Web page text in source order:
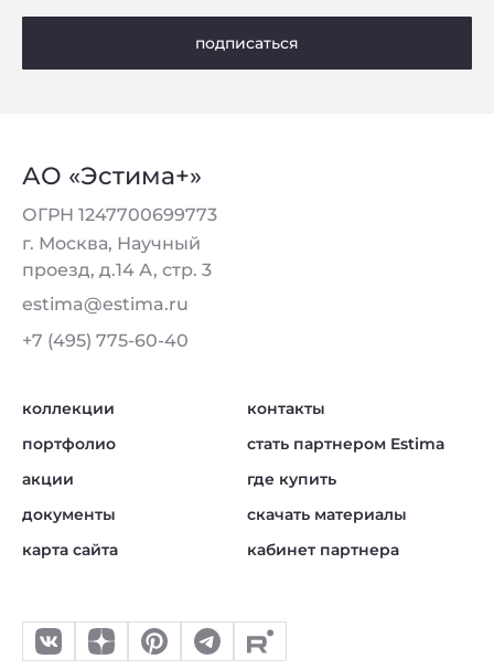
подписаться
АО «Эстима+»
ОГРН 1247700699773
г. Москва, Научный
проезд, д.14 А, стр. 3
estima@estima.ru
+7 (495) 775-60-40
коллекции
портфолио
акции
документы
карта сайта
контакты
стать партнером Estima
где купить
скачать материалы
кабинет партнера